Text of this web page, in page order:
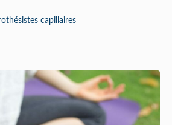
capillaires